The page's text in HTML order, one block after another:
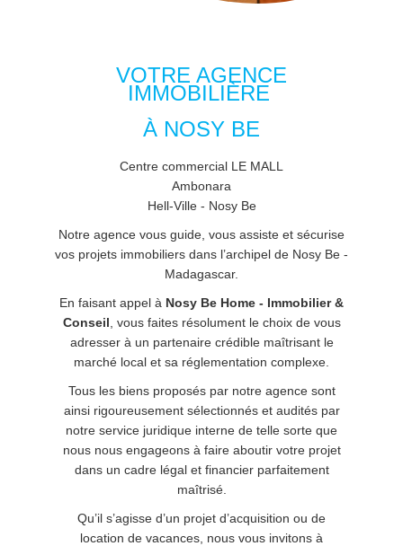
VOTRE AGENCE
IMMOBILIÈRE
À NOSY BE
Centre commercial LE MALL
Ambonara
Hell-Ville - Nosy Be
Notre agence vous guide, vous assiste et sécurise
vos projets immobiliers dans l’archipel de Nosy Be -
Madagascar.
En faisant appel à Nosy Be Home - Immobilier &
Conseil , vous faites résolument le choix de vous
adresser à un partenaire crédible maîtrisant le
marché local et sa réglementation complexe.
Tous les biens proposés par notre agence sont
ainsi rigoureusement sélectionnés et audités par
notre service juridique interne de telle sorte que
nous nous engageons à faire aboutir votre projet
dans un cadre légal et financier parfaitement
maîtrisé.
Qu’il s’agisse d’un projet d’acquisition ou de
location de vacances, nous vous invitons à